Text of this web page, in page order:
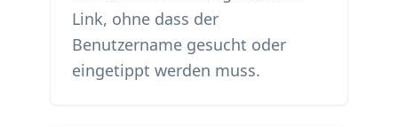
Link, ohne dass der
Benutzername gesucht oder
eingetippt werden muss.